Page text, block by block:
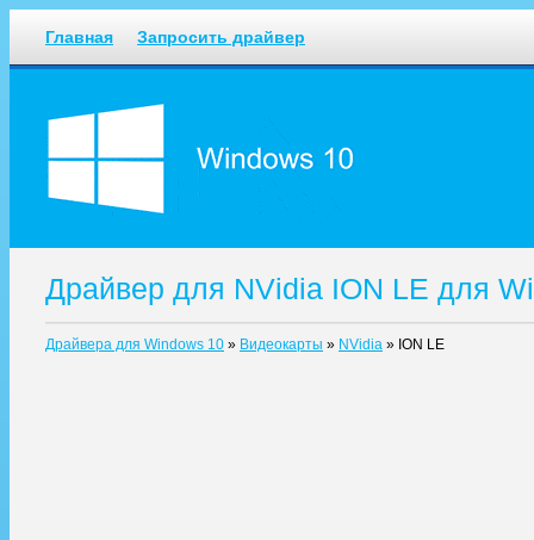
Главная Запросить драйвер
Драйвер для NVidia ION LE для
Драйвера для Windows 10 » Видеокарты » NVidia » ION LE